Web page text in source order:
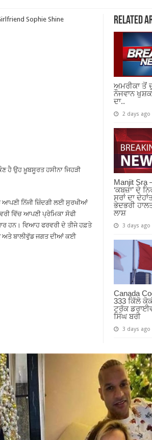
Related
ਅਮਰੀਕਾ ਤੋਂ
ਨੌਜਵਾਨ
ਦਾ..
2 days ago
Manjit Sra
‘ਕਬਜ਼ਾ’ ਦੇ
ਸਰਾਂ ਦਾ
ਭੇਦਭਰੀ
ਲਾਸ਼
3 days ago
Canada
333 ਕਿੱਲੋ
ਟਰੱਕ
ਸਿੰਘ ਬਰੀ
3 days ago
Sophie Shine
ਹੈ ਉਹ ਖ਼ੂਬਸੂਰਤ ਹਸੀਨਾ ਜਿਹੜੀ
ਆਪਣੀ ਨਿੱਜੀ ਜ਼ਿੰਦਗੀ ਲਈ ਸੁਰਖੀਆਂ
ਵਿੱਚ ਆਪਣੀ ਪ੍ਰੇਮਿਕਾ ਸੋਫੀ
ਹਨ। ਵਿਆਹ ਫਰਵਰੀ ਦੇ ਤੀਜੇ ਹਫ਼ਤੇ
ਅਤੇ ਬਾਲੀਵੁੱਡ ਜਗਤ ਦੀਆਂ ਕਈ